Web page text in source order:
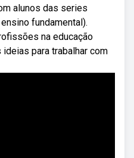
alunos das series
fundamental).
na educação
para trabalhar com